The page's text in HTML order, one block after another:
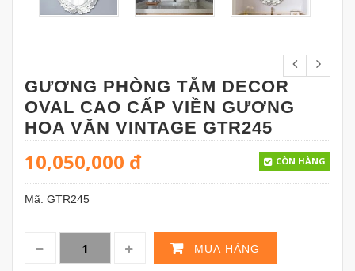
GƯƠNG PHÒNG TẮM DECOR
OVAL CAO CẤP VIỀN GƯƠNG
HOA VĂN VINTAGE GTR245
10,050,000 đ CÒN HÀNG
Mã: GTR245
MUA HÀNG